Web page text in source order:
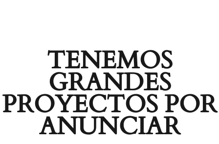
TENEMOS
GRANDES
PROYECTOS POR
ANUNCIAR